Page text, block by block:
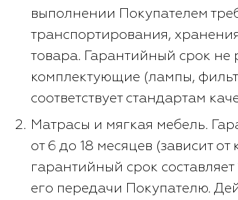
выполнении Покупателем
транспортирования,
товара. Гарантийный срок не
комплектующие (лампы,
соответствует стандартам
Матрасы и мягкая мебель.
от 6 до 18 месяцев (зависит
гарантийный срок
его передачи Покупателю.